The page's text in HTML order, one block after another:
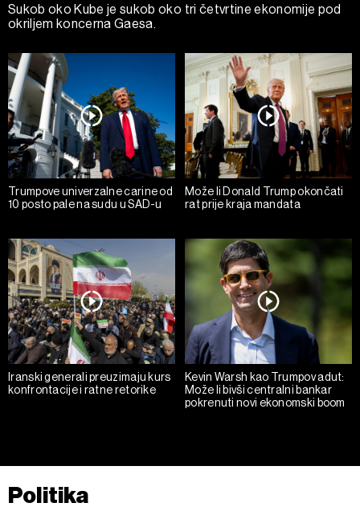
Sukob oko Kube je sukob oko tri četvrtine ekonomije pod
okriljem koncerna Gaesa.
Trumpove univerzalne carine od
10 posto pale na sudu u SAD-u
Može li Donald Trump okončati
rat prije kraja mandata
Iranski generali preuzimaju kurs
konfrontacije i ratne retorike
Kevin Warsh kao Trumpov adut:
Može li bivši centralni bankar
pokrenuti novi ekonomski boom
Politika